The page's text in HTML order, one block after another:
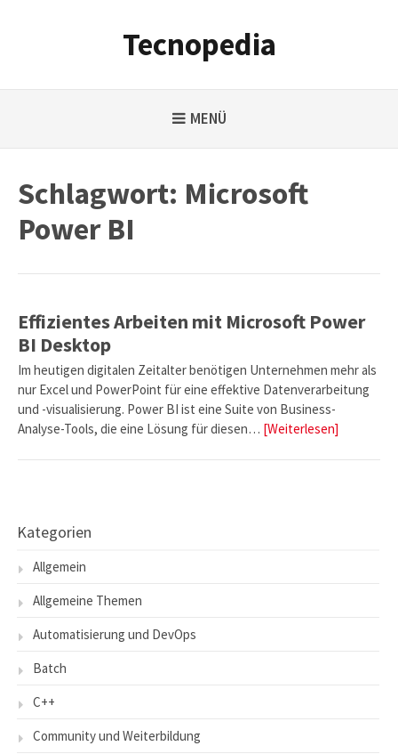
Tecnopedia
MENÜ
Schlagwort: Microsoft
Power BI
Effizientes Arbeiten mit Microsoft Power
BI Desktop
Im heutigen digitalen Zeitalter benötigen Unternehmen mehr als
nur Excel und PowerPoint für eine effektive Datenverarbeitung
und -visualisierung. Power BI ist eine Suite von Business-
Analyse-Tools, die eine Lösung für diesen… [Weiterlesen]
Kategorien
Allgemein
Allgemeine Themen
Automatisierung und DevOps
Batch
C++
Community und Weiterbildung